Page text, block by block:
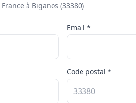
à Biganos (33380)
Email *
Code postal *